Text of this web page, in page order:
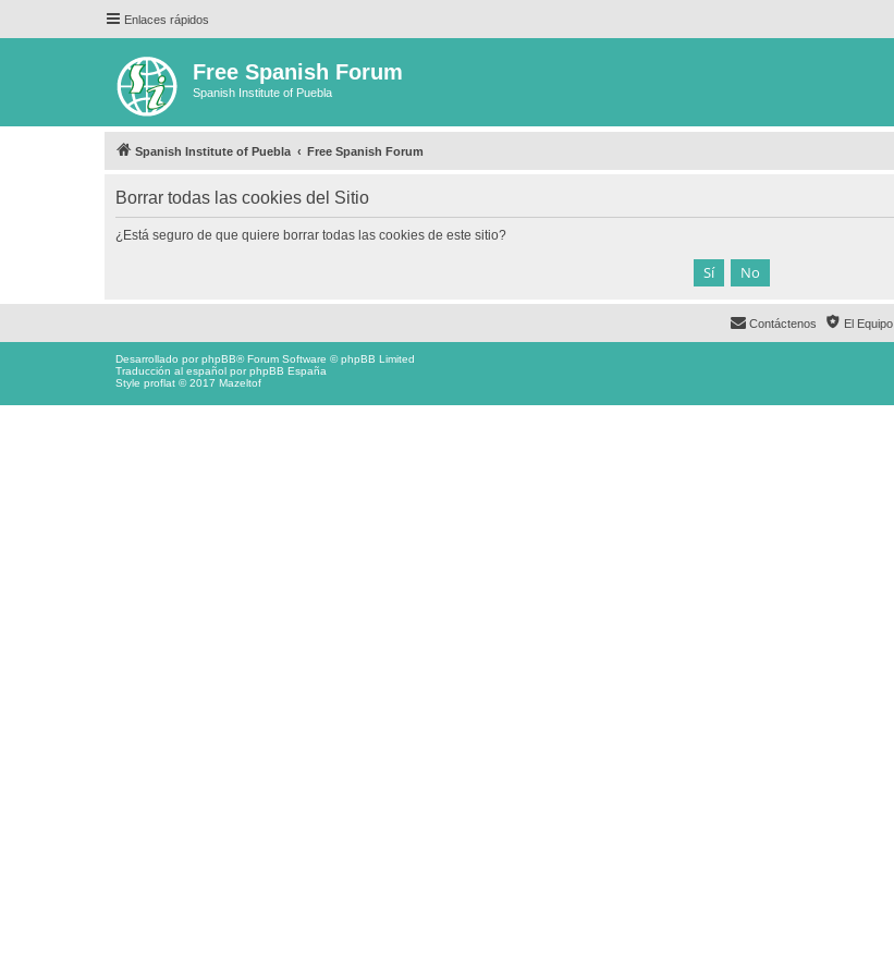
Enlaces rápidos
Free Spanish Forum
Spanish Institute of Puebla
Spanish Institute of Puebla Free Spanish Forum
Borrar todas las cookies del Sitio
¿Está seguro de que quiere borrar todas las cookies de este sitio?
El Equipo
Contáctenos
Desarrollado porphpBB® Forum Software © phpBB Limited
Traducción al español porphpBB España
Style proflat © 2017 Mazeltof